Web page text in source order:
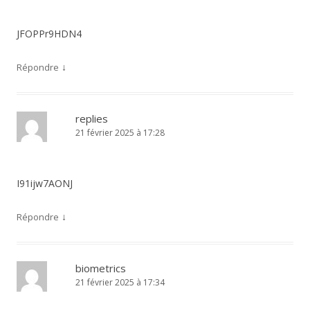
JFOPPr9HDN4
Répondre ↓
replies
21 février 2025 à 17:28
I91ijw7AONJ
Répondre ↓
biometrics
21 février 2025 à 17:34